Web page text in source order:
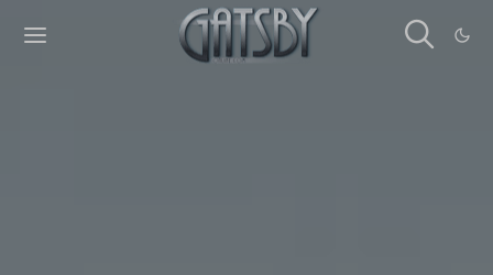
Cookies management panel